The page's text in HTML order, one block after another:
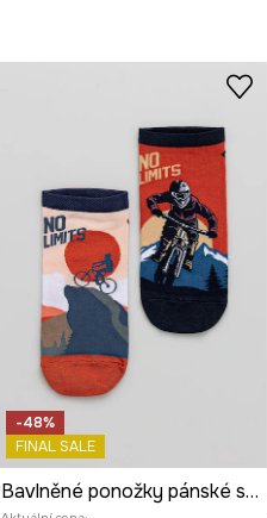
-48%
FINAL SALE
Bavlněné ponožky pánské se vzorem (2-pack)